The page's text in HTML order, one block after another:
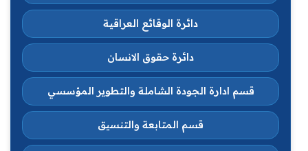
دائرة الوقائع العراقية
دائرة حقوق الانسان
قسم ادارة الجودة الشاملة والتطوير المؤسسي
قسم المتابعة والتنسيق